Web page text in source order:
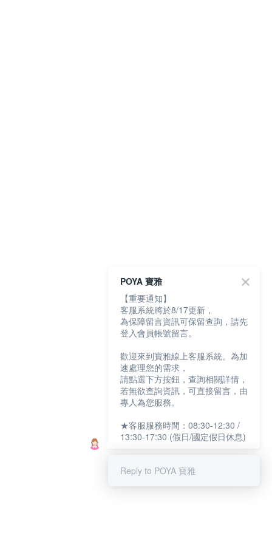
POYA 寶雅
【重要通知】
客服系統將於8/17更新，
為保障留言資訊可保留查詢，請先
登入會員帳號留言。
歡迎來到寶雅線上客服系統。為加
速處理您的需求，
請點選下方按鈕，查詢相關詳情，
若無欲查詢資訊，可直接留言，由
專人為您服務。
★客服服務時間：08:30-12:30 /
13:30-17:30 (假日/國定假日休息)
Reply to POYA 寶雅